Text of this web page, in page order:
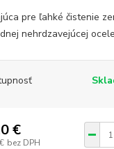
pre ľahké čistenie
nehrdzavejúcej
€
bez DPH